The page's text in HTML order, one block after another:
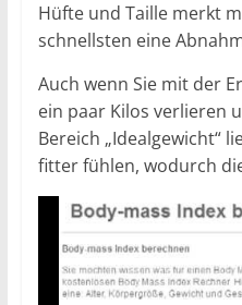
Hüfte und Taille merkt
schnellsten eine
Auch wenn Sie mit der
ein paar Kilos verlieren
Bereich „Idealgewicht“
fitter fühlen, wodurch